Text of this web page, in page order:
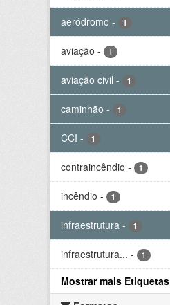
aeródromo - 1
aviação - 1
aviação civil - 1
caminhão - 1
CCI - 1
contraincêndio - 1
incêndio - 1
infraestrutura - 1
infraestrutura... - 1
Mostrar mais Etiquetas